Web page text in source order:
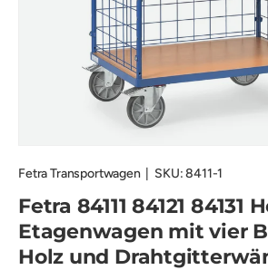
Fetra Transportwagen| SKU:8411-1
Fetra 84111 84121 84131
Etagenwagen mit vier
Holz und